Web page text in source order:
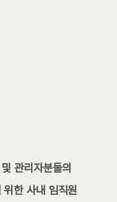
관리자분들의
위한 사내 임직원